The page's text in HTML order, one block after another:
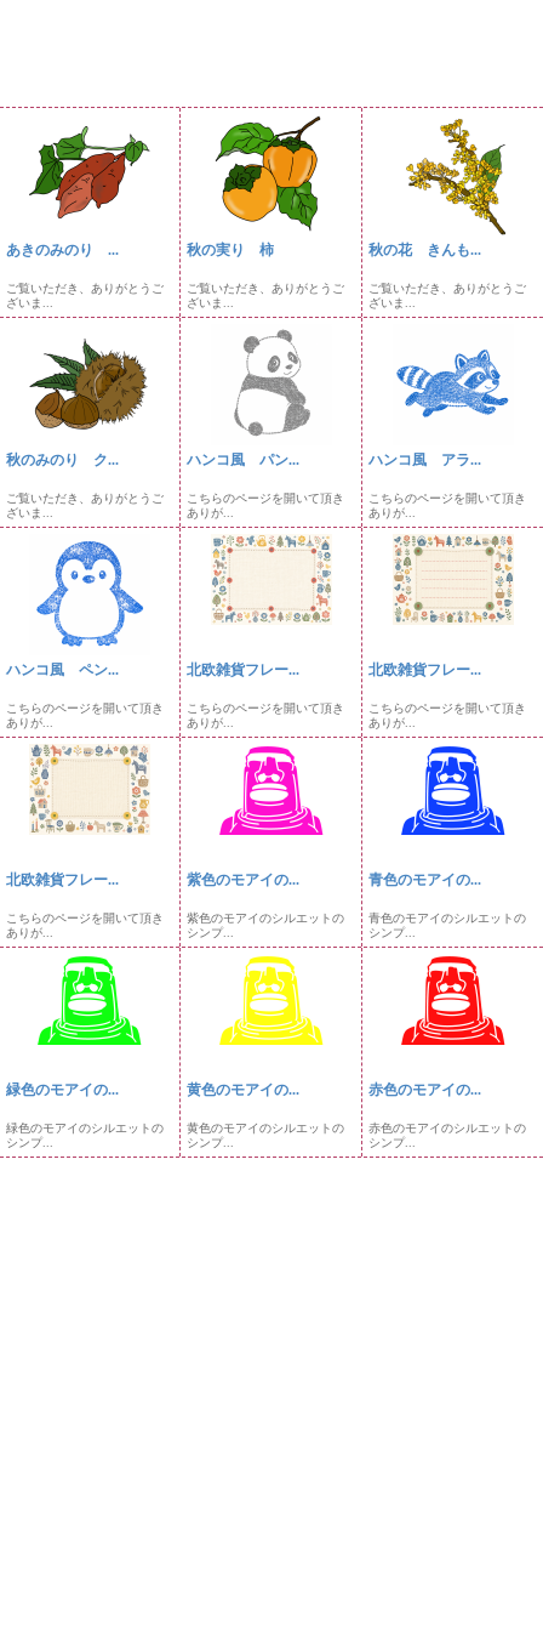
あきのみのり ...
ご覧いただき、ありがとうご
ざいま...
秋の実り 柿
ご覧いただき、ありがとうご
ざいま...
秋の花 きんも...
ご覧いただき、ありがとうご
ざいま...
秋のみのり ク...
ご覧いただき、ありがとうご
ざいま...
ハンコ風 パン...
こちらのページを開いて頂き
ありが...
ハンコ風 アラ...
こちらのページを開いて頂き
ありが...
ハンコ風 ペン...
こちらのページを開いて頂き
ありが...
北欧雑貨フレー...
こちらのページを開いて頂き
ありが...
北欧雑貨フレー...
こちらのページを開いて頂き
ありが...
北欧雑貨フレー...
こちらのページを開いて頂き
ありが...
紫色のモアイの...
紫色のモアイのシルエットの
シンプ...
青色のモアイの...
青色のモアイのシルエットの
シンプ...
緑色のモアイの...
緑色のモアイのシルエットの
シンプ...
黄色のモアイの...
黄色のモアイのシルエットの
シンプ...
赤色のモアイの...
赤色のモアイのシルエットの
シンプ...